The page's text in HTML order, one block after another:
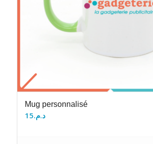
Mug personnalisé
د.م.15